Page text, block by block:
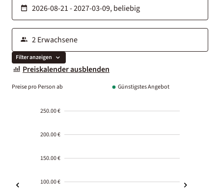
Filter anzeigen
Preiskalender ausblenden
Preise pro Person ab Günstigstes Angebot
250.00 €
200.00 €
150.00 €
100.00 €